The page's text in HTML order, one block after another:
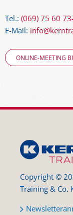
Tel.: (069) 75 60
E-Mail:
ONLINE-MEETING
Copyright ©
Training & Co.